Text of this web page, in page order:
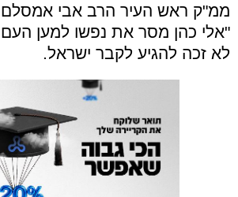
ממ"ק ראש העיר הרב אבי אמסלם
"אלי כהן מסר את נפשו למען העם
לא זכה להגיע לקבר ישראל.